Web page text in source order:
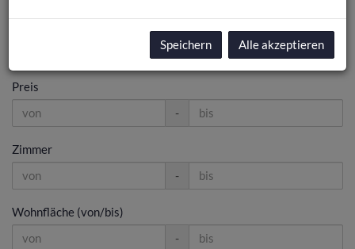
Region
Preis
-
Zimmer
-
Wohnfläche (von/bis)
-
Speichern Alle akzeptieren